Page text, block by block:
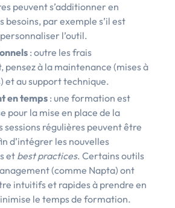
peuvent s’additionner en
besoins, par exemple s’il est
l’outil.
: outre les frais
pensez à la maintenance (mises à
et au support technique.
en temps: une formation est
pour la mise en place de la
sessions régulières peuvent être
d’intégrer les nouvelles
etbest practices. Certains outils
(comme Napta) ont
intuitifs et rapides à prendre en
le temps de formation.